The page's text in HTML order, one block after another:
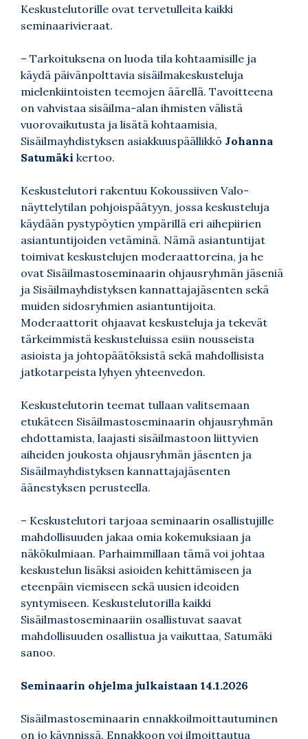
Keskustelutorille ovat tervetulleita kaikki
seminaarivieraat.
– Tarkoituksena on luoda tila kohtaamisille ja
käydä päivänpolttavia sisäilmakeskusteluja
mielenkiintoisten teemojen äärellä. Tavoitteena
on vahvistaa sisäilma-alan ihmisten välistä
vuorovaikutusta ja lisätä kohtaamisia,
Sisäilmayhdistyksen asiakkuuspäällikkö Johanna
Satumäki kertoo.
Keskustelutori rakentuu Kokoussiiven Valo-
näyttelytilan pohjoispäätyyn, jossa keskusteluja
käydään pystypöytien ympärillä eri aihepiirien
asiantuntijoiden vetäminä. Nämä asiantuntijat
toimivat keskustelujen moderaattoreina, ja he
ovat Sisäilmastoseminaarin ohjausryhmän jäseniä
ja Sisäilmayhdistyksen kannattajajäsenten sekä
muiden sidosryhmien asiantuntijoita.
Moderaattorit ohjaavat keskusteluja ja tekevät
tärkeimmistä keskusteluissa esiin nousseista
asioista ja johtopäätöksistä sekä mahdollisista
jatkotarpeista lyhyen yhteenvedon.
Keskustelutorin teemat tullaan valitsemaan
etukäteen Sisäilmastoseminaarin ohjausryhmän
ehdottamista, laajasti sisäilmastoon liittyvien
aiheiden joukosta ohjausryhmän jäsenten ja
Sisäilmayhdistyksen kannattajajäsenten
äänestyksen perusteella.
– Keskustelutori tarjoaa seminaarin osallistujille
mahdollisuuden jakaa omia kokemuksiaan ja
näkökulmiaan. Parhaimmillaan tämä voi johtaa
keskustelun lisäksi asioiden kehittämiseen ja
eteenpäin viemiseen sekä uusien ideoiden
syntymiseen. Keskustelutorilla kaikki
Sisäilmastoseminaariin osallistuvat saavat
mahdollisuuden osallistua ja vaikuttaa, Satumäki
sanoo.
Seminaarin ohjelma julkaistaan 14.1.2026
Sisäilmastoseminaarin ennakkoilmoittautuminen
on jo käynnissä. Ennakkoon voi ilmoittautua